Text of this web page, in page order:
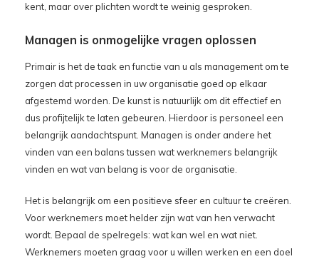
kent, maar over plichten wordt te weinig gesproken.
Managen is onmogelijke vragen oplossen
Primair is het de taak en functie van u als management om te
zorgen dat processen in uw organisatie goed op elkaar
afgestemd worden. De kunst is natuurlijk om dit effectief en
dus profijtelijk te laten gebeuren. Hierdoor is personeel een
belangrijk aandachtspunt. Managen is onder andere het
vinden van een balans tussen wat werknemers belangrijk
vinden en wat van belang is voor de organisatie.
Het is belangrijk om een positieve sfeer en cultuur te creëren.
Voor werknemers moet helder zijn wat van hen verwacht
wordt. Bepaal de spelregels: wat kan wel en wat niet.
Werknemers moeten graag voor u willen werken en een doel